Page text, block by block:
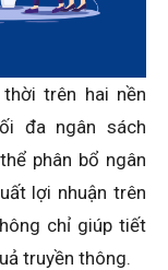
trên hai nền
đa ngân sách
phân bổ ngân
lợi nhuận trên
chỉ giúp tiết
truyền thông.